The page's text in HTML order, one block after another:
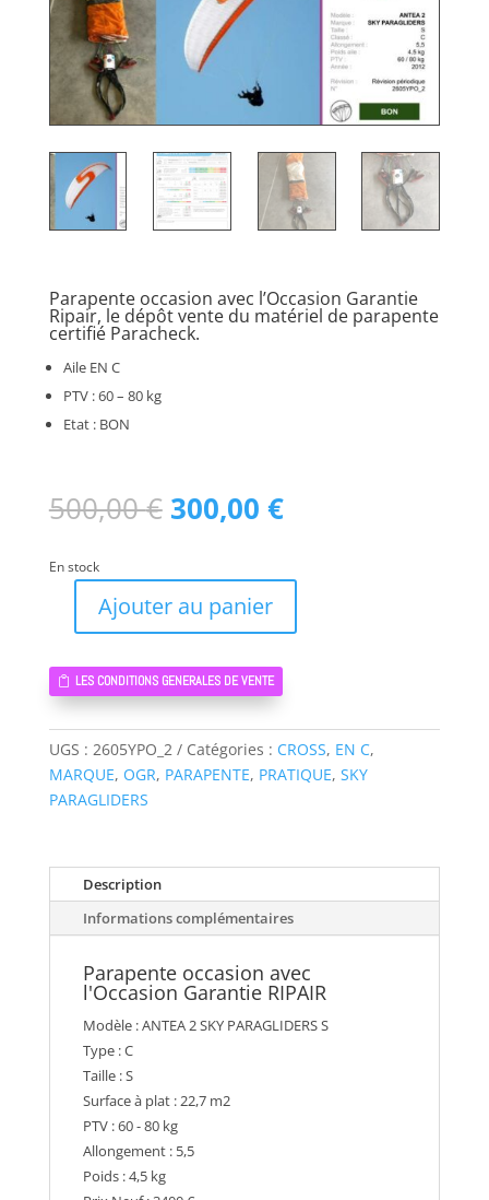
Parapente occasion avec l’Occasion Garantie
Ripair, le dépôt vente du matériel de parapente
certifié Paracheck.
Aile EN C
PTV : 60 – 80 kg
Etat : BON
500,00€ Le
prix
était :
500,00 €.
300,00 €Le
prix
est :
En stock
quantité
ANTEA
2
PARAGLIDERS
S
-
Ajouter au panier
LES CONDITIONS GENERALES DE VENTE
UGS : 2605YPO_2 Catégories : CROSS, EN C,
MARQUE, OGR, PARAPENTE, PRATIQUE, SKY
PARAGLIDERS
Description
Informations complémentaires
Parapente occasion avec
l'Occasion Garantie RIPAIR
Modèle : ANTEA 2 SKY PARAGLIDERS S
Type : C
Taille : S
Surface à plat : 22,7 m2
PTV : 60 - 80 kg
Allongement : 5,5
Poids : 4,5 kg